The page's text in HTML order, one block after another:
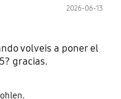
2026-06-13
volveis a poner el
gracias.